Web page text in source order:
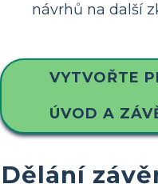
návrhů na další
VYTVOŘTE
ÚVOD A
Dělání